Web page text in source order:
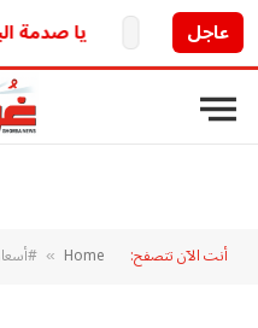
عاجل
قريبا يا صدمة
أنت الآن تتصفح: Home
» #أسعار_الذهب_اليوم